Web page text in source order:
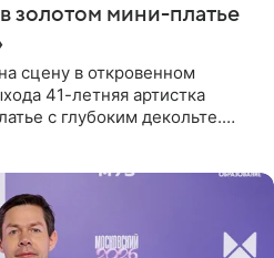
золотом мини-платье
сцену в откровенном
41-летняя артистка
с глубоким декольте.